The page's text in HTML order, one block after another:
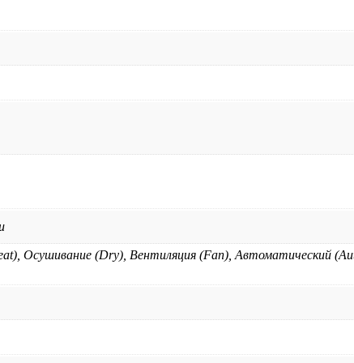
Осушивание (Dry), Вентиляция (Fan), Автоматический